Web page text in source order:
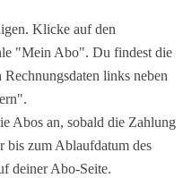
Klicke auf den
"Mein Abo". Du findest die
links neben
Abos an, sobald die Zahlung
bis zum Ablaufdatum des
deiner Abo-Seite.